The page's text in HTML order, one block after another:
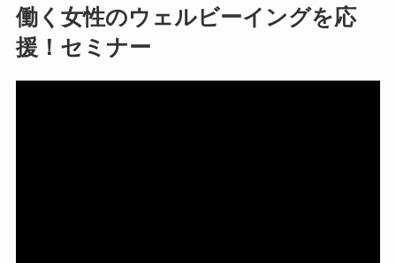
働く女性のウェルビーイングを応
援！セミナー